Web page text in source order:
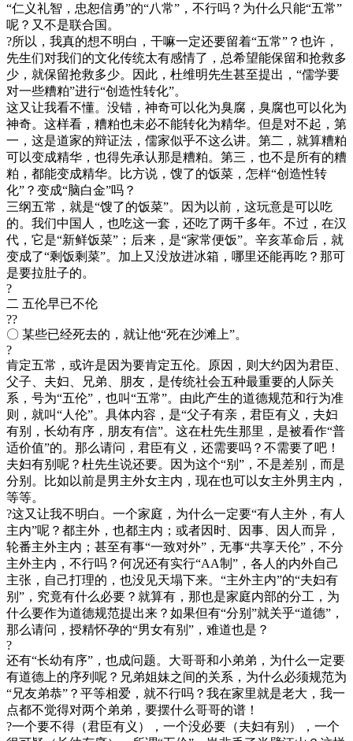
“仁义礼智，忠恕信勇”的“八常”，不行吗？为什么只能“五常”
呢？又不是联合国。
?所以，我真的想不明白，干嘛一定还要留着“五常”？也许，
先生们对我们的文化传统太有感情了，总希望能保留和抢救多
少，就保留抢救多少。因此，杜维明先生甚至提出，“儒学要
对一些糟粕”进行“创造性转化”。
这又让我看不懂。没错，神奇可以化为臭腐，臭腐也可以化为
神奇。这样看，糟粕也未必不能转化为精华。但是对不起，第
一，这是道家的辩证法，儒家似乎不这么讲。第二，就算糟粕
可以变成精华，也得先承认那是糟粕。第三，也不是所有的糟
粕，都能变成精华。比方说，馊了的饭菜，怎样“创造性转
化”？变成“脑白金”吗？
三纲五常，就是“馊了的饭菜”。因为以前，这玩意是可以吃
的。我们中国人，也吃这一套，还吃了两千多年。不过，在汉
代，它是“新鲜饭菜”；后来，是“家常便饭”。辛亥革命后，就
变成了“剩饭剩菜”。加上又没放进冰箱，哪里还能再吃？那可
是要拉肚子的。
?
二 五伦早已不伦
??
〇 某些已经死去的，就让他“死在沙滩上”。
?
肯定五常，或许是因为要肯定五伦。原因，则大约因为君臣、
父子、夫妇、兄弟、朋友，是传统社会五种最重要的人际关
系，号为“五伦”，也叫“五常”。由此产生的道德规范和行为准
则，就叫“人伦”。具体内容，是“父子有亲，君臣有义，夫妇
有别，长幼有序，朋友有信”。这在杜先生那里，是被看作“普
适价值”的。那么请问，君臣有义，还需要吗？不需要了吧！
夫妇有别呢？杜先生说还要。因为这个“别”，不是差别，而是
分别。比如以前是男主外女主内，现在也可以女主外男主内，
等等。
?这又让我不明白。一个家庭，为什么一定要“有人主外，有人
主内”呢？都主外，也都主内；或者因时、因事、因人而异，
轮番主外主内；甚至有事“一致对外”，无事“共享天伦”，不分
主外主内，不行吗？何况还有实行“AA制”，各人的内外自己
主张，自己打理的，也没见天塌下来。“主外主内”的“夫妇有
别”，究竟有什么必要？就算有，那也是家庭内部的分工，为
什么要作为道德规范提出来？如果但有“分别”就关乎“道德”，
那么请问，授精怀孕的“男女有别”，难道也是？
?
还有“长幼有序”，也成问题。大哥哥和小弟弟，为什么一定要
有道德上的序列呢？兄弟姐妹之间的关系，为什么必须规范为
“兄友弟恭”？平等相爱，就不行吗？我在家里就是老大，我一
点都不觉得对两个弟弟，要摆什么哥哥的谱！
?一个要不得（君臣有义），一个没必要（夫妇有别），一个